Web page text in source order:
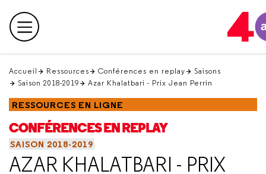
en
haut Menu principal
Accueil Ressources Conférences en replay
Saisons
Saison 2018-2019
Azar Khalatbari - Prix Jean Perrin
RESSOURCES EN LIGNE
CONFÉRENCES EN REPLAY
SAISON 2018-2019
AZAR KHALATBARI - PRIX